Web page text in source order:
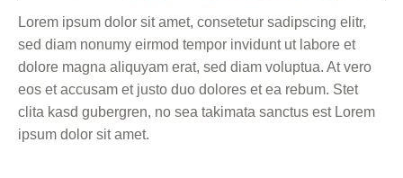
Lorem ipsum dolor sit amet, consetetur sadipscing elitr,
sed diam nonumy eirmod tempor invidunt ut labore et
dolore magna aliquyam erat, sed diam voluptua. At vero
eos et accusam et justo duo dolores et ea rebum. Stet
clita kasd gubergren, no sea takimata sanctus est Lorem
ipsum dolor sit amet.